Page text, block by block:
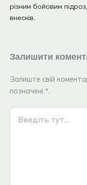
різним бойовим
внесків.
Залишити
Залиште свій
позначені *.
Введіть
тут...